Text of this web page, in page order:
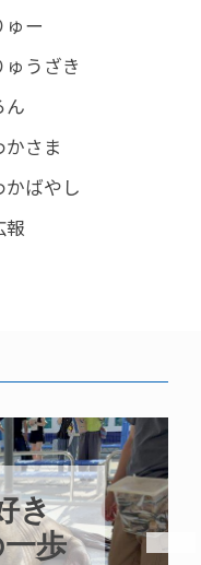
ゅー
ゅうざき
ん
かさま
かばやし
報
き
歩